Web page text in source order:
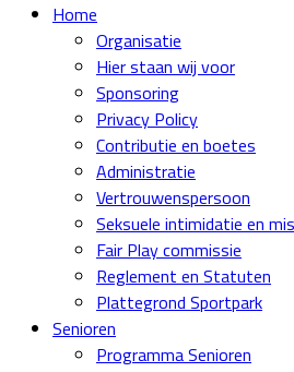
Home
Organisatie
Hier staan wij voor
Sponsoring
Privacy Policy
Contributie en boetes
Administratie
Vertrouwenspersoon
Seksuele intimidatie en
Fair Play commissie
Reglement en Statuten
Plattegrond Sportpark
Senioren
Programma Senioren